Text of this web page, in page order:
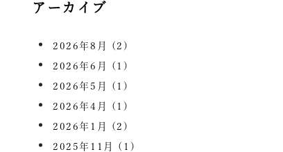
アーカイブ
2026年8月 (2)
2026年6月 (1)
2026年5月 (1)
2026年4月 (1)
2026年1月 (2)
2025年11月 (1)